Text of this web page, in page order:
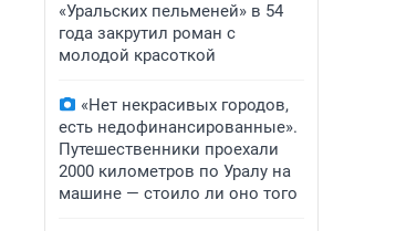
«Уральских пельменей» в 54
года закрутил роман с
молодой красоткой
«Нет некрасивых городов,
есть недофинансированные».
Путешественники проехали
2000 километров по Уралу на
машине — стоило ли оно того